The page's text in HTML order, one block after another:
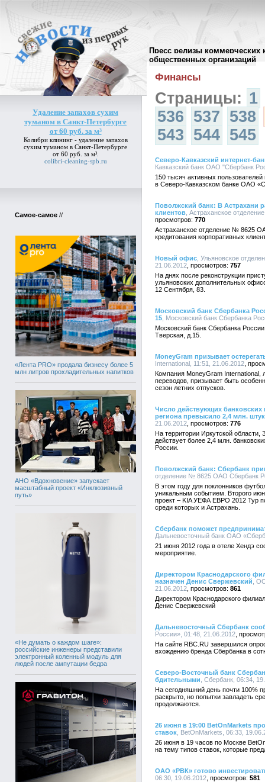
Пресс релизы коммерческих
общественных организаций
Удаление запахов сухим
туманом в Санкт-Петербурге
от 60 руб. за м³
Колибри клининг - удаление запахов
сухим туманом в Санкт-Петербурге
от 60 руб. за м³.
colibri-cleaning-spb.ru
Самое-самое //
«Лента PRO» продала бизнесу более 5
млн литров прохладительных напитков
АНО «Вдохновение» запускает
масштабный проект «Инклюзивный
путь»
«Не думать о каждом шаге»:
российские инженеры представили
электронный коленный модуль для
людей после ампутации бедра
Архив пресс-релизов//
Финансы
Страницы: 1
536 537 538
543 544 545
Северо-Кавказский интернет-
Кавказский банк ОАО "Сбербанк
150 тысяч активных
в Северо-Кавказском банке ОАО
Поволжский банк: В Астрахани
клиентов , Астраханское
770
Астраханское отделение № 8625
кредитования корпоративных
Новый офис , Ульяновское
21.06.2012
757
На днях после реконструкции
ульяновских дополнительных
12 Сентября, 83.
Московский банк Сбербанка
15 , Московский банк Сбербанка
Московский банк Сбербанка
Тверская, д.15.
MoneyGram призывает
International, 11:51, 21.06.2012
Компания MoneyGram
переводов, призывает быть
сезон летних отпусков.
Число действующих банковских
региона превысило 2,4 млн. штук
21.06.2012
776
На территории Иркутской области,
действует более 2,4 млн.
России.
Поволжский банк: Сбербанк
отделение № 8625 ОАО Сбербанк
В этом году для поклонников
уникальным событием. Второго
проект – KIA УЕФА ЕВРО 2012 Тур
среди которых и Астрахань.
Cбербанк поможет
Дальневосточный банк ОАО
21 июня 2012 года в отеле Хендэ
мероприятие.
Директором Краснодарского
назначен Денис Свержевский ,
21.06.2012
861
Директором Краснодарского
Денис Свержевский
Дальневосточный Сбербанк
России», 01:48, 21.06.2012
На сайте RBC.RU завершился
вхождению бренда Сбербанка в
Северо-Восточный банк
бдительными , Сбербанк, 06:34,
На сегодняшний день почти 100%
раскрыто, но попытки завладеть
продолжаются.
26 июня в 19:00 BetOnMarkets
ставок , BetOnMarkets, 06:33,
26 июня в 19 часов по Москве
на тему типов ставок, которые
ОАО «РВК» готово
06:30, 19.06.2012
581